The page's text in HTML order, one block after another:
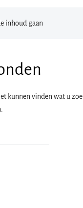
inhoud gaan
kunnen vinden wat u